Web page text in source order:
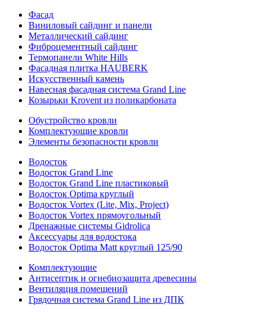
Фасад
Виниловый сайдинг и панели
Металлический сайдинг
Фиброцементный сайдинг
Термопанели White Hills
Фасадная плитка HAUBERK
Искусственный камень
Навесная фасадная система Grand Line
Козырьки Krovent из поликарбоната
Обустройство кровли
Комплектующие кровли
Элементы безопасности кровли
Водосток
Водосток Grand Line
Водосток Grand Line пластиковый
Водосток Optima круглый
Водосток Vortex (Lite, Mix, Project)
Водосток Vortex прямоугольный
Дренажные системы Gidrolica
Аксессуары для водостока
Водосток Optima Matt круглый 125/90
Комплектующие
Антисептик и огнебиозащита древесины
Вентиляция помещений
Грядочная система Grand Line из ДПК